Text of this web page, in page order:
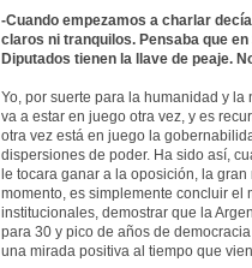
-Cuando empezamos a charlar
claros ni tranquilos. Pensaba que
Diputados tienen la llave de peaje.
Yo, por suerte para la humanidad y
va a estar en juego otra vez, y es
otra vez está en juego la
dispersiones de poder. Ha sido así,
le tocara ganar a la oposición, la
momento, es simplemente concluir el
institucionales, demostrar que la
para 30 y pico de años de
una mirada positiva al tiempo que